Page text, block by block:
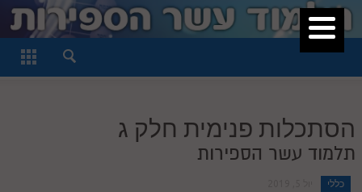
סגור
חלק ב
חלק ג
חלק ד
הסתכלות פנימית חלק ג
תלמוד עשר הספירות
כללי